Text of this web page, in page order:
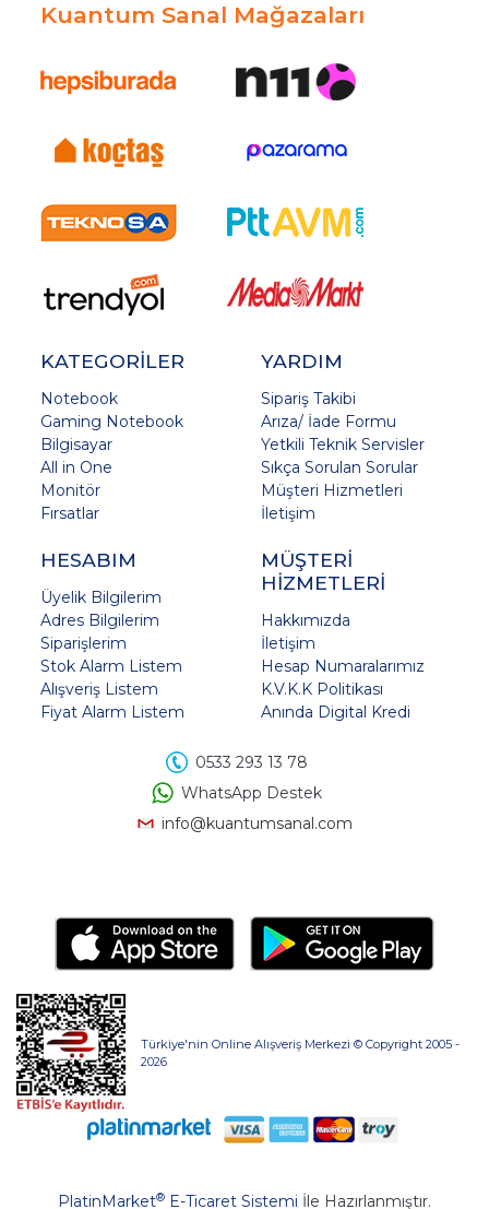
Kuantum Sanal Mağazaları
KATEGORİLER
Notebook
Gaming Notebook
Bilgisayar
All in One
Monitör
Fırsatlar
YARDIM
Sipariş Takibi
Arıza/ İade Formu
Yetkili Teknik Servisler
Sıkça Sorulan Sorular
Müşteri Hizmetleri
İletişim
HESABIM
Üyelik Bilgilerim
Adres Bilgilerim
Siparişlerim
Stok Alarm Listem
Alışveriş Listem
Fiyat Alarm Listem
MÜŞTERİ
HİZMETLERİ
Hakkımızda
İletişim
Hesap Numaralarımız
K.V.K.K Politikası
Anında Digital Kredi
0533 293 13 78
WhatsApp Destek
info@kuantumsanal.com
Türkiye'nin Online Alışveriş Merkezi © Copyright 2005 -
2026
PlatinMarket® E-Ticaret Sistemi İle Hazırlanmıştır.